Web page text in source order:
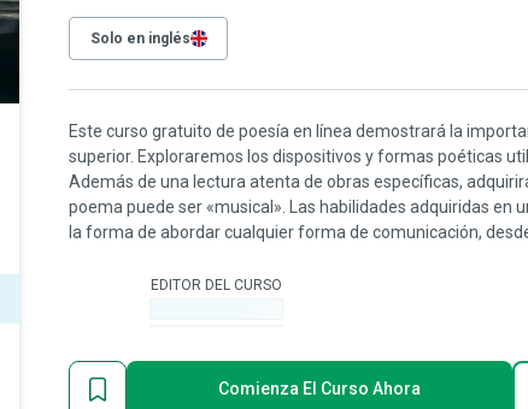
Solo en inglés
Este curso gratuito de poesía en línea demostrará la
superior. Exploraremos los dispositivos y formas poéticas
Además de una lectura atenta de obras específicas,
poema puede ser «musical». Las habilidades adquiridas en
la forma de abordar cualquier forma de comunicación,
EDITOR DEL CURSO
Comienza El Curso Ahora